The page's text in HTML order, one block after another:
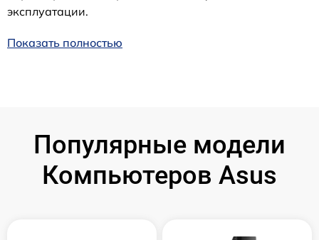
эксплуатации.
Показать полностью
Популярные модели
Компьютеров Asus